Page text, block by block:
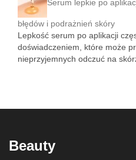
Serum lepkie po
błędów i podrażnień skóry
Lepkość serum po aplikacji
doświadczeniem, które może
nieprzyjemnych odczuć na
Beauty